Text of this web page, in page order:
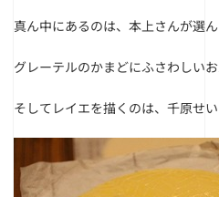
真ん中にあるのは、本上さんが選ん
グレーテルのかまどにふさわしい
そしてレイエを描くのは、千原せい